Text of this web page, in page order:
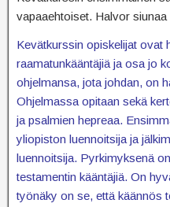
vapaaehtoiset. Halvor siunaa
Kevätkurssin opiskelijat ovat
raamatunkääntäjiä ja osa jo
ohjelmansa, jota johdan, on
Ohjelmassa opitaan sekä
ja psalmien hepreaa.
yliopiston luennoitsija ja
luennoitsija. Pyrkimyksenä
testamentin kääntäjiä. On
työnäky on se, että käännös